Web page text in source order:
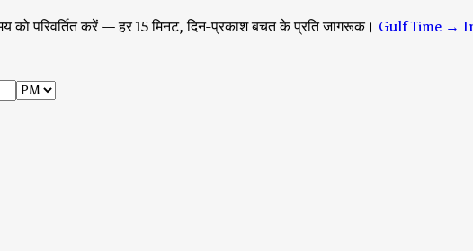
परिवर्तित करें — हर 15 मिनट, दिन-प्रकाश बचत के प्रति जागरूक। Gulf Time →